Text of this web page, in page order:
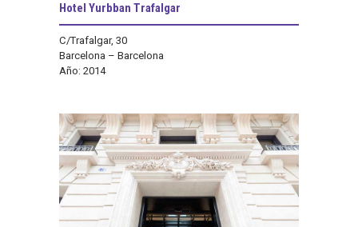
Hotel Yurbban Trafalgar
C/Trafalgar, 30
Barcelona – Barcelona
Año: 2014